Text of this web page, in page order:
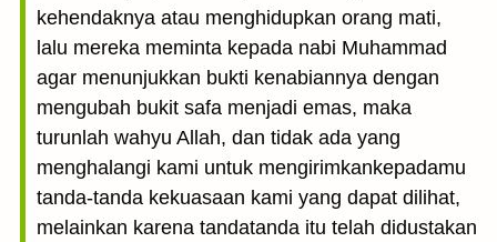
kehendaknya atau menghidupkan orang mati,
lalu mereka meminta kepada nabi Muhammad
agar menunjukkan bukti kenabiannya dengan
mengubah bukit safa menjadi emas, maka
turunlah wahyu Allah, dan tidak ada yang
menghalangi kami untuk mengirimkankepadamu
tanda-tanda kekuasaan kami yang dapat dilihat,
melainkan karena tandatanda itu telah didustakan